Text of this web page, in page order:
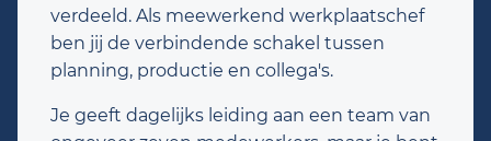
verdeeld. Als meewerkend werkplaatschef
ben jij de verbindende schakel tussen
planning, productie en collega's.
Je geeft dagelijks leiding aan een team van